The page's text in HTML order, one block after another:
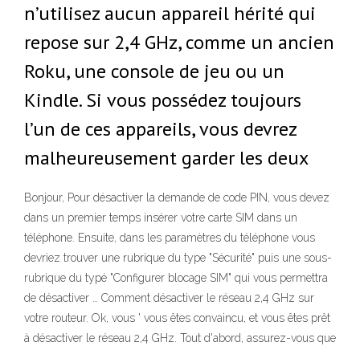
n’utilisez aucun appareil hérité qui
repose sur 2,4 GHz, comme un ancien
Roku, une console de jeu ou un
Kindle. Si vous possédez toujours
l’un de ces appareils, vous devrez
malheureusement garder les deux
Bonjour, Pour désactiver la demande de code PIN, vous devez
dans un premier temps insérer votre carte SIM dans un
téléphone. Ensuite, dans les paramètres du téléphone vous
devriez trouver une rubrique du type "Sécurité" puis une sous-
rubrique du typé "Configurer blocage SIM" qui vous permettra
de désactiver … Comment désactiver le réseau 2,4 GHz sur
votre routeur. Ok, vous ' vous êtes convaincu, et vous êtes prêt
à désactiver le réseau 2,4 GHz. Tout d'abord, assurez-vous que